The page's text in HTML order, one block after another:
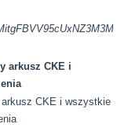
arkusz CKE i
CKE i wszystkie